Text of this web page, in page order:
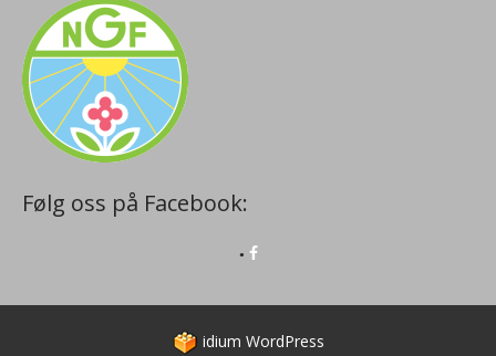
Følg oss på Facebook:
idium WordPress